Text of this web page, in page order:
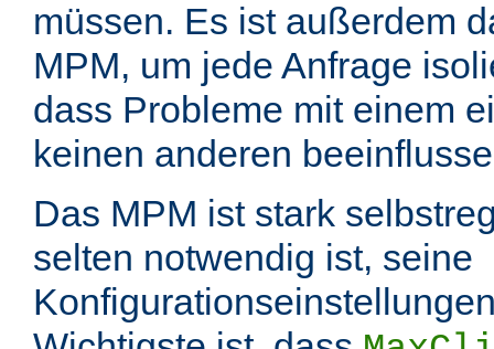
müssen. Es ist außerdem
MPM, um jede Anfrage
dass Probleme mit einem
keinen anderen
Das MPM ist stark
selten notwendig ist, seine